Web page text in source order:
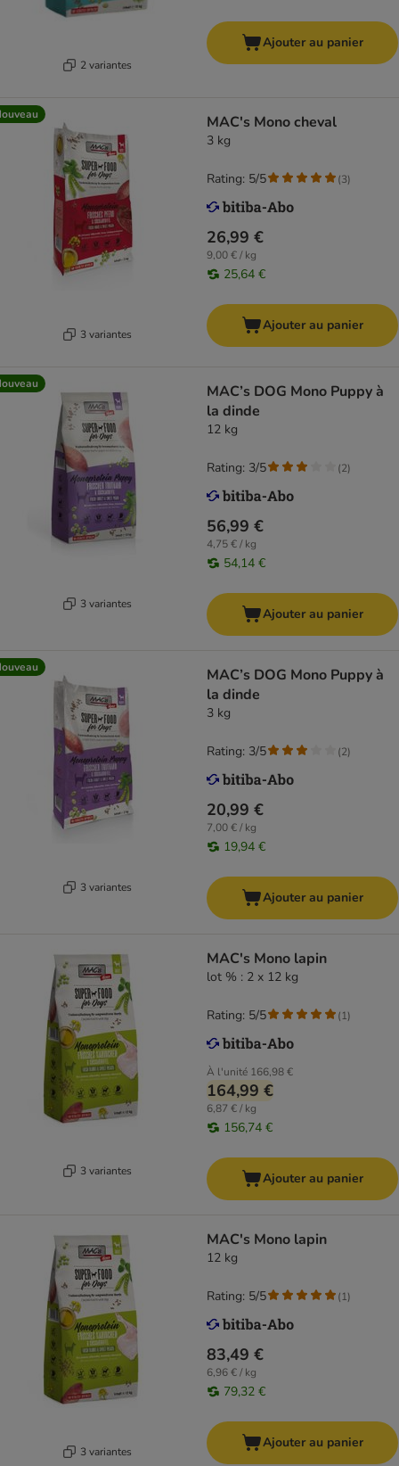
2 variantes
Ajouter au panier
3 variantes
MAC's Mono cheval
3 kg
26,99 €
9,00 € / kg
25,64 €
Rating: 5/5 (3)
Ajouter au panier
3 variantes
MAC’s DOG Mono Puppy à
la dinde
12 kg
56,99 €
4,75 € / kg
54,14 €
Rating: 3/5 (2)
Ajouter au panier
3 variantes
MAC’s DOG Mono Puppy à
la dinde
3 kg
20,99 €
7,00 € / kg
19,94 €
Rating: 3/5 (2)
Ajouter au panier
3 variantes
MAC's Mono lapin
lot % : 2 x 12 kg
À l'unité 166,98 €
164,99 €
6,87 € / kg
156,74 €
Rating: 5/5 (1)
Ajouter au panier
3 variantes
MAC's Mono lapin
12 kg
83,49 €
6,96 € / kg
79,32 €
Rating: 5/5 (1)
Ajouter au panier